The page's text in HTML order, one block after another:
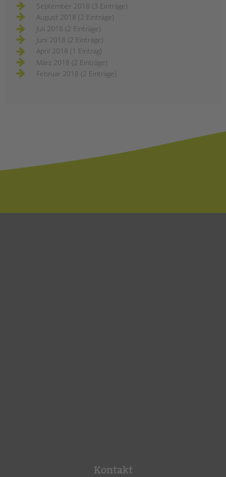
September 2018 (3 Einträge)
August 2018 (2 Einträge)
Juli 2018 (2 Einträge)
Juni 2018 (2 Einträge)
April 2018 (1 Eintrag)
März 2018 (2 Einträge)
Februar 2018 (2 Einträge)
Kontakt